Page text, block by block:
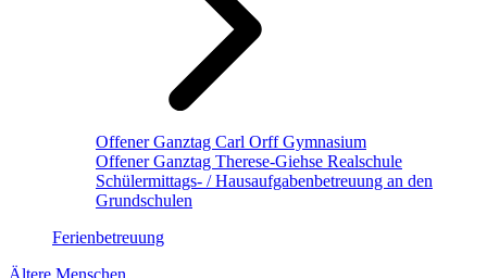
Offener Ganztag Carl Orff Gymnasium
Offener Ganztag Therese-Giehse Realschule
Schülermittags- / Hausaufgabenbetreuung an den
Grundschulen
Ferienbetreuung
Ältere Menschen